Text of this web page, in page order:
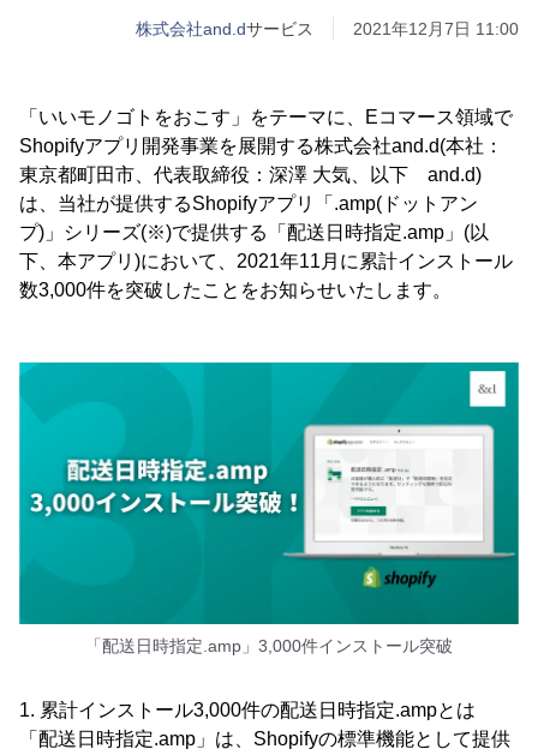
株式会社and.dサービス 2021年12月7日 11:00
「いいモノゴトをおこす」をテーマに、Eコマース領域で
Shopifyアプリ開発事業を展開する株式会社and.d(本社：
東京都町田市、代表取締役：深澤 大気、以下 and.d)
は、当社が提供するShopifyアプリ「.amp(ドットアン
プ)」シリーズ(※)で提供する「配送日時指定.amp」(以
下、本アプリ)において、2021年11月に累計インストール
数3,000件を突破したことをお知らせいたします。
「配送日時指定.amp」3,000件インストール突破
1. 累計インストール3,000件の配送日時指定.ampとは
「配送日時指定.amp」は、Shopifyの標準機能として提供